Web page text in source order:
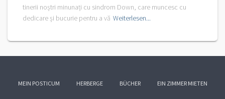
tinerii noștri minunați cu sindrom Down, care muncesc cu
dedicare și bucurie pentru a vă Weiterlesen...
MEIN POSTICUM HERBERGE BÜCHER EIN ZIMMER MIETEN